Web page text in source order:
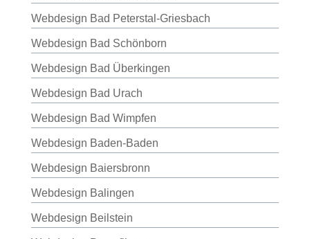
Webdesign Bad Peterstal-Griesbach
Webdesign Bad Schönborn
Webdesign Bad Überkingen
Webdesign Bad Urach
Webdesign Bad Wimpfen
Webdesign Baden-Baden
Webdesign Baiersbronn
Webdesign Balingen
Webdesign Beilstein